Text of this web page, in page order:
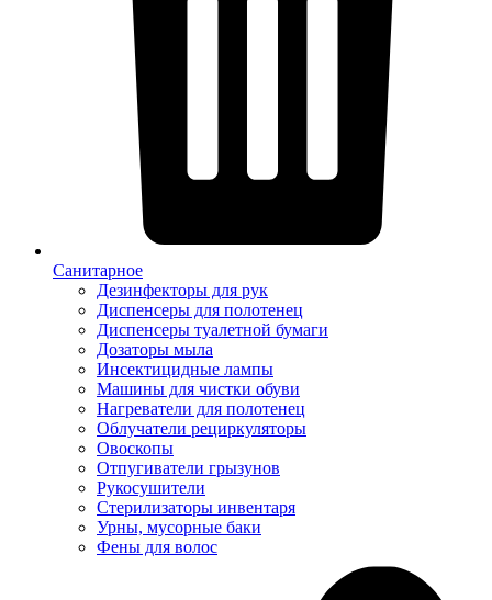
Санитарное
Дезинфекторы для рук
Диспенсеры для полотенец
Диспенсеры туалетной бумаги
Дозаторы мыла
Инсектицидные лампы
Машины для чистки обуви
Нагреватели для полотенец
Облучатели рециркуляторы
Овоскопы
Отпугиватели грызунов
Рукосушители
Стерилизаторы инвентаря
Урны, мусорные баки
Фены для волос